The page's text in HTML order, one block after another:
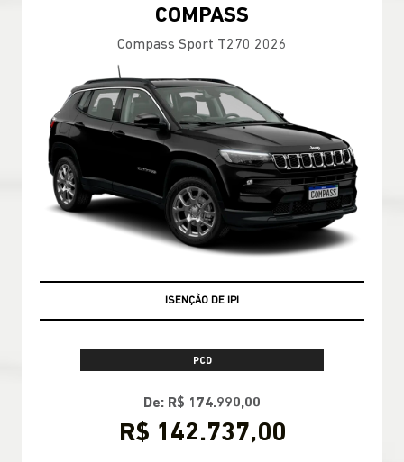
COMPASS
Compass Sport T270 2026
ISENÇÃO DE IPI
PCD
De: R$ 174.990,00
R$ 142.737,00